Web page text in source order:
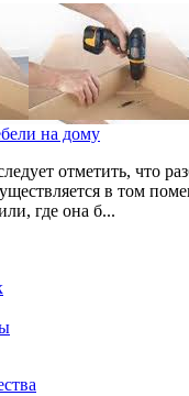
на дому
отметить, что
в том
где она б...